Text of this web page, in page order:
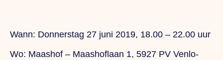
Wann: Donnerstag 27 juni 2019, 18.00 – 22.00 uur
Wo: Maashof – Maashoflaan 1, 5927 PV Venlo-